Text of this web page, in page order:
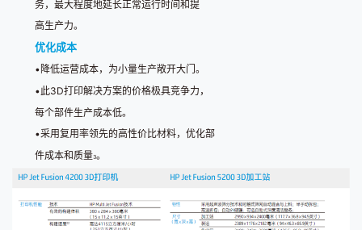
务，最大程度地延长正常运行时间和提
高生产力。
优化成本
• 降低运营成本，为小量生产敞开大门。
•此3D打印解决方案的价格极具竞争力，
每个部件生产成本低。
•采用复用率领先的高性价比材料，优化部
件成本和质量3。